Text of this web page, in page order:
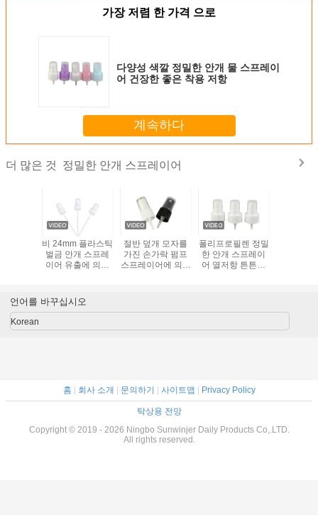
가장 저렴 한 가격 으로
다양성 색깔 정밀한 안개 물 스프레이
어 건장한 좋은 착용 저항
계속하다
더 많은 것 정밀한 안개 스프레이어
비 24mm 플라스틱
벌금 안개 스프레
이어 유출에 의하
이
절반 덮개 모자를
가진 손가락 펌프
스프레이어에 의하
폴리프로필렌 정밀
한 안개 스프레이
어 열저항 튼튼한
언어를 바꾸십시오
Korean
홈 | 회사 소개 | 문의하기 | 사이트맵 | Privacy Policy
탁상용 전망
Copyright © 2019 - 2026 Ningbo Sunwinjer Daily Products Co,.LTD.
All rights reserved.